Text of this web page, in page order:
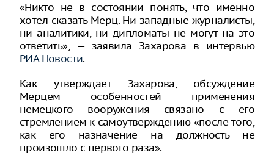
«Никто не в состоянии понять, что именно
хотел сказать Мерц. Ни западные журналисты,
ни аналитики, ни дипломаты не могут на это
ответить», — заявила Захарова в интервью
РИА Новости.
Как утверждает Захарова, обсуждение
Мерцем особенностей применения
немецкого вооружения связано с его
стремлением к самоутверждению «после того,
как его назначение на должность не
произошло с первого раза».